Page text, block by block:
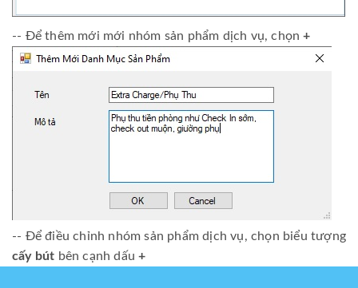
-- Để thêm mới mới nhóm sản phẩm dịch vụ, chọn+
-- Để điều chỉnh nhóm sản phẩm dịch vụ, chọn biểu tượng
cấy bút bên cạnh dấu+